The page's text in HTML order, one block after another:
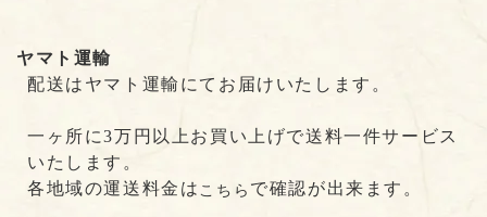
ヤマト運輸
配送はヤマト運輸にてお届けいたします。
一ヶ所に3万円以上お買い上げで送料一件サービス
いたします。
各地域の運送料金は こちら で確認が出来ます。